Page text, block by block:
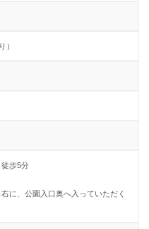
）
歩5分
に、公園入口奥へ入っていただく